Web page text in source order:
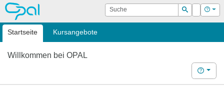
OPAL Suche
Suchen
Login Hilfe
Startseite Kursangebote
Willkommen bei OPAL
Hilfe